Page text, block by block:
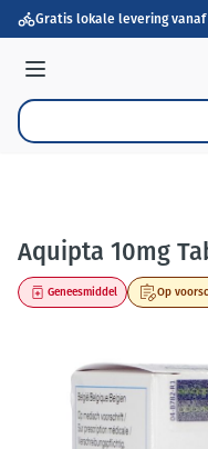
Ga naar de inhoud
Gratis lokale levering vanaf
Menu
Product, merk,
Aquipta 10mg
Op
Geneesmiddel